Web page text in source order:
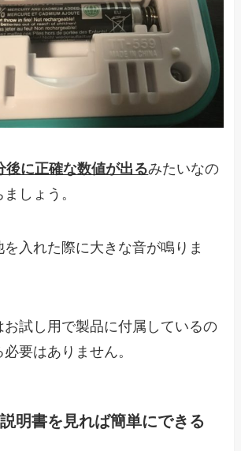
後に正確な数値が出るみたいなの
しょう。
入れた際に大きな音が鳴りま
お試し用で製品に付属しているの
要はありません。
明書を見れば簡単にできる